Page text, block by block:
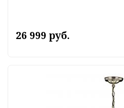
26 999 руб.